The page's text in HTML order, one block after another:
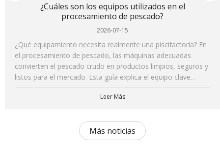
¿Cuáles son los equipos utilizados en el
procesamiento de pescado?
2026-07-15
¿Qué equipamiento necesita realmente una piscifactoría? En
el procesamiento de pescado, las máquinas adecuadas
convierten el pescado crudo en productos limpios, seguros y
listos para el mercado. Esta guía explica el equipo clave
la congelación, el envasado y el control de calidad.
Leer Más
Más noticias